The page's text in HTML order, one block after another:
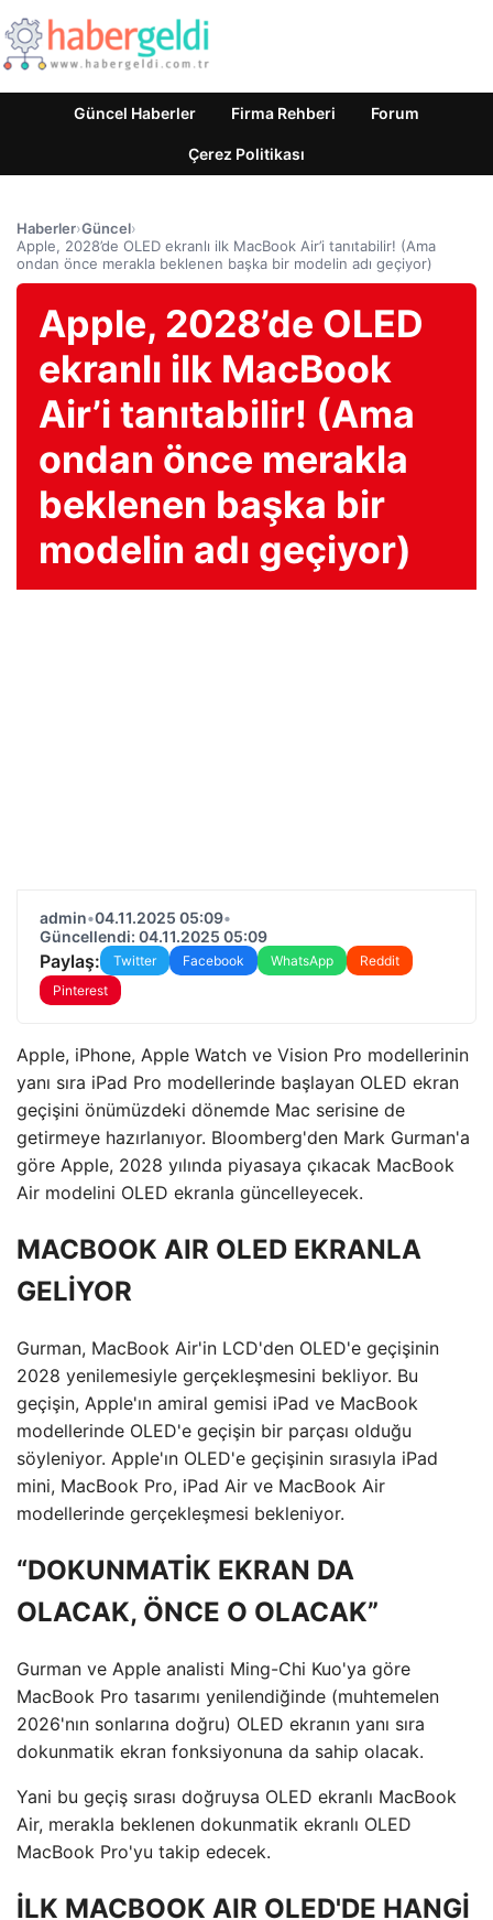
Güncel Haberler Firma Rehberi Forum
Çerez Politikası
Haberler›Güncel›
Apple, 2028’de OLED ekranlı ilk MacBook Air’i tanıtabilir! (Ama
ondan önce merakla beklenen başka bir modelin adı geçiyor)
Apple, 2028’de OLED
ekranlı ilk MacBook
Air’i tanıtabilir! (Ama
ondan önce merakla
beklenen başka bir
modelin adı geçiyor)
admin•04.11.2025 05:09•
Güncellendi: 04.11.2025 05:09
Paylaş: Twitter Facebook WhatsApp
Reddit
Pinterest
Apple, iPhone, Apple Watch ve Vision Pro modellerinin
yanı sıra iPad Pro modellerinde başlayan OLED ekran
geçişini önümüzdeki dönemde Mac serisine de
getirmeye hazırlanıyor. Bloomberg'den Mark Gurman'a
göre Apple, 2028 yılında piyasaya çıkacak MacBook
Air modelini OLED ekranla güncelleyecek.
MACBOOK AIR OLED EKRANLA
GELİYOR
Gurman, MacBook Air'in LCD'den OLED'e geçişinin
2028 yenilemesiyle gerçekleşmesini bekliyor. Bu
geçişin, Apple'ın amiral gemisi iPad ve MacBook
modellerinde OLED'e geçişin bir parçası olduğu
söyleniyor. Apple'ın OLED'e geçişinin sırasıyla iPad
mini, MacBook Pro, iPad Air ve MacBook Air
modellerinde gerçekleşmesi bekleniyor.
“DOKUNMATİK EKRAN DA
OLACAK, ÖNCE O OLACAK”
Gurman ve Apple analisti Ming-Chi Kuo'ya göre
MacBook Pro tasarımı yenilendiğinde (muhtemelen
2026'nın sonlarına doğru) OLED ekranın yanı sıra
dokunmatik ekran fonksiyonuna da sahip olacak.
Yani bu geçiş sırası doğruysa OLED ekranlı MacBook
Air, merakla beklenen dokunmatik ekranlı OLED
MacBook Pro'yu takip edecek.
İLK MACBOOK AIR OLED'DE HANGİ